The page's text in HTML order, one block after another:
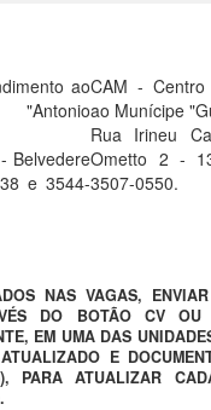
ao
Belvedere
e 3544-
CAM - Centro
ao Munícipe
Rua Irineu
Ometto 2 -
3507-0550.
NAS VAGAS,
DO BOTÃO CV OU
EM UMA DAS
E
PARA ATUALIZAR